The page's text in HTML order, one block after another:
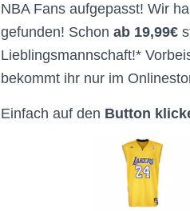
NBA Fans aufgepasst! Wir
gefunden! Schon ab 19,99€
Lieblingsmannschaft!*
bekommt ihr nur im
Einfach auf den Button